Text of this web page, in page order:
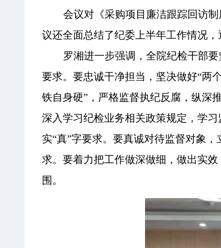
会议对 《采购项目廉洁跟踪回访
议还全面总结了纪委上半年工作情况
罗湘进一步强调，全院纪检干部要
要求。 要忠诚干净担当，坚决做好“两
铁自身硬”，严格监督执纪反腐，纵深
深入学习纪检业务相关政策规定，学
实“真”字要求。 要真诚对待监督对象，
求。 要着力把工作做深做细，做出实效
围 。